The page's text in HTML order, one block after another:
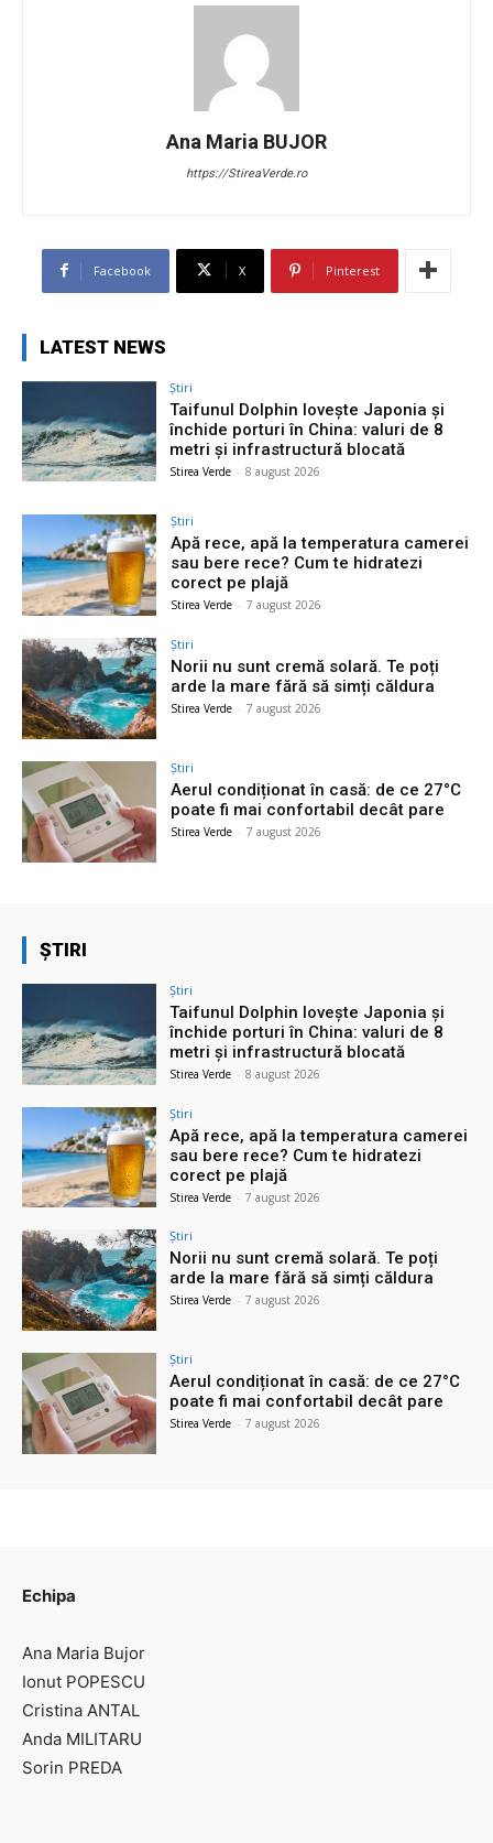
Ana Maria BUJOR
https://StireaVerde.ro
Facebook X Pinterest
LATEST NEWS
Știri
Taifunul Dolphin lovește Japonia și
închide porturi în China: valuri de 8
metri și infrastructură blocată
Stirea Verde - 8 august 2026
Știri
Apă rece, apă la temperatura camerei
sau bere rece? Cum te hidratezi
corect pe plajă
Stirea Verde - 7 august 2026
Știri
Norii nu sunt cremă solară. Te poți
arde la mare fără să simți căldura
Stirea Verde - 7 august 2026
Știri
Aerul condiționat în casă: de ce 27°C
poate fi mai confortabil decât pare
Stirea Verde - 7 august 2026
ȘTIRI
Știri
Taifunul Dolphin lovește Japonia și
închide porturi în China: valuri de 8
metri și infrastructură blocată
Stirea Verde - 8 august 2026
Știri
Apă rece, apă la temperatura camerei
sau bere rece? Cum te hidratezi
corect pe plajă
Stirea Verde - 7 august 2026
Știri
Norii nu sunt cremă solară. Te poți
arde la mare fără să simți căldura
Stirea Verde - 7 august 2026
Știri
Aerul condiționat în casă: de ce 27°C
poate fi mai confortabil decât pare
Stirea Verde - 7 august 2026
Echipa
Ana Maria Bujor
Ionut POPESCU
Cristina ANTAL
Anda MILITARU
Sorin PREDA